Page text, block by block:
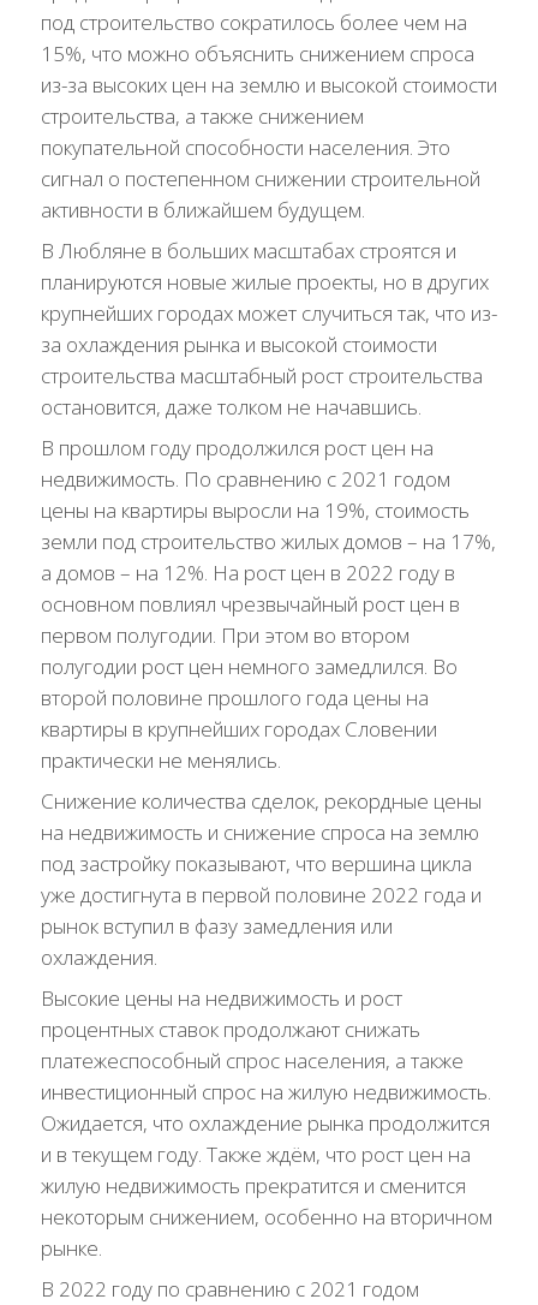
под строительство сократилось более чем на
15%, что можно объяснить снижением спроса
из-за высоких цен на землю и высокой стоимости
строительства, а также снижением
покупательной способности населения. Это
сигнал о постепенном снижении строительной
активности в ближайшем будущем.
В Любляне в больших масштабах строятся и
планируются новые жилые проекты, но в других
крупнейших городах может случиться так, что из-
за охлаждения рынка и высокой стоимости
строительства масштабный рост строительства
остановится, даже толком не начавшись.
В прошлом году продолжился рост цен на
недвижимость. По сравнению с 2021 годом
цены на квартиры выросли на 19%, стоимость
земли под строительство жилых домов – на 17%,
а домов – на 12%. На рост цен в 2022 году в
основном повлиял чрезвычайный рост цен в
первом полугодии. При этом во втором
полугодии рост цен немного замедлился. Во
второй половине прошлого года цены на
квартиры в крупнейших городах Словении
практически не менялись.
Снижение количества сделок, рекордные цены
на недвижимость и снижение спроса на землю
под застройку показывают, что вершина цикла
уже достигнута в первой половине 2022 года и
рынок вступил в фазу замедления или
охлаждения.
Высокие цены на недвижимость и рост
процентных ставок продолжают снижать
платежеспособный спрос населения, а также
инвестиционный спрос на жилую недвижимость.
Ожидается, что охлаждение рынка продолжится
и в текущем году. Также ждём, что рост цен на
жилую недвижимость прекратится и сменится
некоторым снижением, особенно на вторичном
рынке.
В 2022 году по сравнению с 2021 годом